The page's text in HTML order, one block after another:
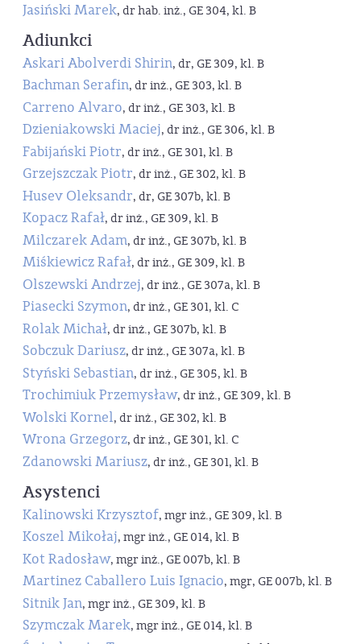
Jasiński Marek, dr hab. inż., GE 304, kl. B
Adiunkci
Askari Abolverdi Shirin, dr, GE 309, kl. B
Bachman Serafin, dr inż., GE 303, kl. B
Carreno Alvaro, dr inż., GE 303, kl. B
Dzieniakowski Maciej, dr inż., GE 306, kl. B
Fabijański Piotr, dr inż., GE 301, kl. B
Grzejszczak Piotr, dr inż., GE 302, kl. B
Husev Oleksandr, dr, GE 307b, kl. B
Kopacz Rafał, dr inż., GE 309, kl. B
Milczarek Adam, dr inż., GE 307b, kl. B
Miśkiewicz Rafał, dr inż., GE 309, kl. B
Olszewski Andrzej, dr inż., GE 307a, kl. B
Piasecki Szymon, dr inż., GE 301, kl. C
Rolak Michał, dr inż., GE 307b, kl. B
Sobczuk Dariusz, dr inż., GE 307a, kl. B
Styński Sebastian, dr inż., GE 305, kl. B
Trochimiuk Przemysław, dr inż., GE 309, kl. B
Wolski Kornel, dr inż., GE 302, kl. B
Wrona Grzegorz, dr inż., GE 301, kl. C
Zdanowski Mariusz, dr inż., GE 301, kl. B
Asystenci
Kalinowski Krzysztof, mgr inż., GE 309, kl. B
Koszel Mikołaj, mgr inż., GE 014, kl. B
Kot Radosław, mgr inż., GE 007b, kl. B
Martinez Caballero Luis Ignacio, mgr, GE 007b, kl. B
Sitnik Jan, mgr inż., GE 309, kl. B
Szymczak Marek, mgr inż., GE 014, kl. B